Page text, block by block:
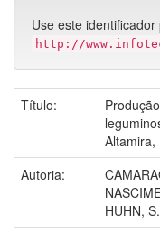
Use este
http://
Título:
Altamira,
Autoria:
HUHN, S.